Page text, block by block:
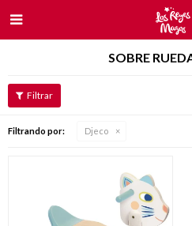

SOBRE
Filtrando por: Djeco